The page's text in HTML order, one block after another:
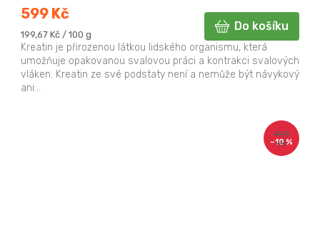
599 Kč
Měrná
cena:
199,67 Kč / 100 g
Do košíku
Kreatin je přirozenou látkou lidského organismu, která
umožňuje opakovanou svalovou práci a kontrakci svalových
vláken. Kreatin ze své podstaty není a nemůže být návykový
ani...
490
Kč
–10 %